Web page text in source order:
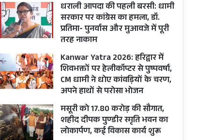
धराली आपदा की पहली बरसी: धामी
सरकार पर कांग्रेस का हमला, डॉ.
प्रतिमा- पुनर्वास और मुआवजे में पूरी
तरह नाकाम
Kanwar Yatra 2026: हरिद्वार में
शिवभक्तों पर हेलीकॉप्टर से पुष्पवर्षा,
CM धामी ने धोए कांवड़ियों के चरण,
अपने हाथों से परोसा भोजन
मसूरी को 17.80 करोड़ की सौगात,
शहीद दीपक पुण्डीर स्मृति भवन का
लोकार्पण, कई विकास कार्य शुरू